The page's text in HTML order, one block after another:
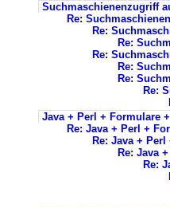
Suchmaschienenzugriff
Re:
Re:
Re:
Re:
Re:
Re:
Re:
Java + Perl + Formulare
Re: Java + Perl +
Re: Java +
Re: Java
Re: